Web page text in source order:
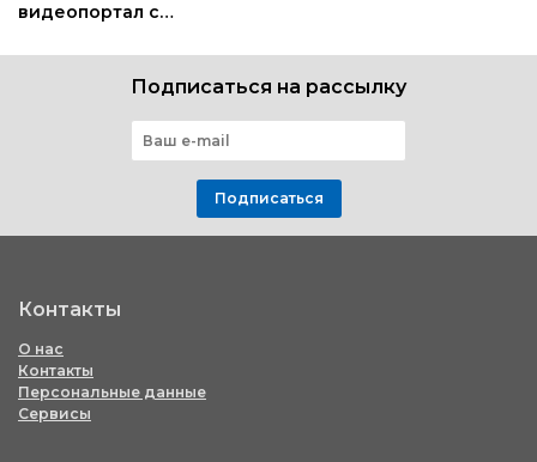
видеопортал с
Подписаться на рассылку
Подписаться
Контакты
О нас
Контакты
Персональные данные
Сервисы